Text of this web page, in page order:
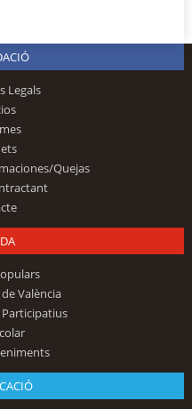
Legals
Quejas
València